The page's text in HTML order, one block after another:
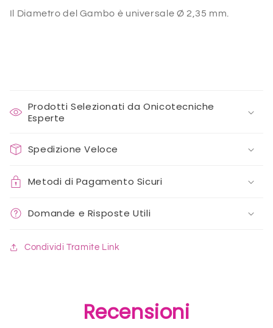
Il Diametro del Gambo è universale Ø 2,35 mm.
Prodotti Selezionati da Onicotecniche
Esperte
Spedizione Veloce
Metodi di Pagamento Sicuri
Domande e Risposte Utili
Condividi Tramite Link
Recensioni